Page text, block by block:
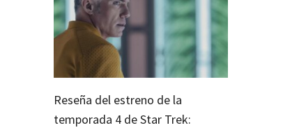
Reseña del estreno de la
temporada 4 de Star Trek: